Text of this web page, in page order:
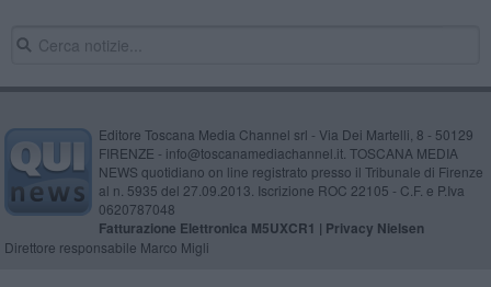
Editore Toscana Media Channel srl - Via Dei Martelli, 8 - 50129
FIRENZE - info@toscanamediachannel.it. TOSCANA MEDIA
NEWS quotidiano on line registrato presso il Tribunale di Firenze
al n. 5935 del 27.09.2013. Iscrizione ROC 22105 - C.F. e P.Iva
0620787048
Fatturazione Elettronica M5UXCR1 | Privacy Nielsen
Direttore responsabile Marco Migli